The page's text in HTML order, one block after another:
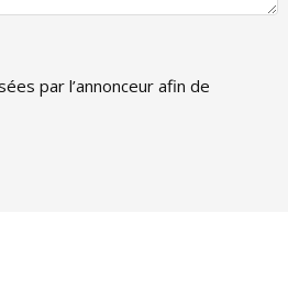
par l’annonceur afin de